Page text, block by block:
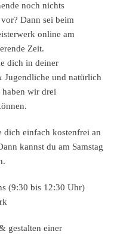
noch nichts
vor? Dann sei beim
online am
Zeit.
dich in deiner
und natürlich
wir drei
dich einfach kostenfrei an
kannst du am Samstag
(9:30 bis 12:30 Uhr)
gestalten einer